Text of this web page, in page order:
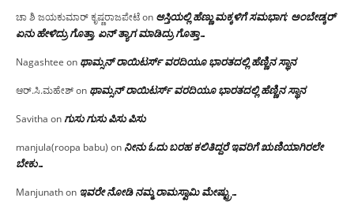
ಚಾ ಶಿ ಜಯಕುಮಾರ್ ಕೃಷ್ಣರಾಜಪೇಟೆon ಆಸ್ತಿಯಲ್ಲಿ ಹೆಣ್ಣು ಮಕ್ಕಳಿಗೆ ಸಮಭಾಗ; ಅಂಬೇಡ್ಕರ್
ಏನು ಹೇಳಿದ್ರು ಗೊತ್ತಾ, ಏನ್ ತ್ಯಾಗ ಮಾಡಿದ್ರು ಗೊತ್ತಾ…
Nagashtee on ಥಾಮ್ಸನ್ ರಾಯಿಟರ್ಸ್ ವರದಿಯೂ ಭಾರತದಲ್ಲಿ ಹೆಣ್ಣಿನ ಸ್ಥಾನ‌
ಆರ್.ಸಿ.ಮಹೇಶ್on ಥಾಮ್ಸನ್ ರಾಯಿಟರ್ಸ್ ವರದಿಯೂ ಭಾರತದಲ್ಲಿ ಹೆಣ್ಣಿನ ಸ್ಥಾನ‌
Savitha onಗುಸು ಗುಸು ಪಿಸು ಪಿಸು
manjula(roopa babu) on ನೀನು ಓದು ಬರಹ ಕಲಿತಿದ್ದರೆ ಇವರಿಗೆ ಋಣಿಯಾಗಿರಲೇ
ಬೇಕು…
Manjunathon ಇವರೇ‌ ನೋಡಿ‌ ನಮ್ಮ‌ ರಾಮಸ್ವಾಮಿ ಮೇಷ್ಟ್ರು…